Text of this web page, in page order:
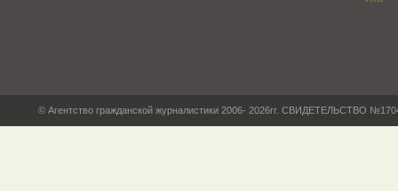
© Агентство гражданской журналистики 2006- 2026гг. СВИДЕТЕЛЬСТВО